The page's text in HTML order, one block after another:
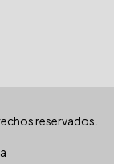
reservados.